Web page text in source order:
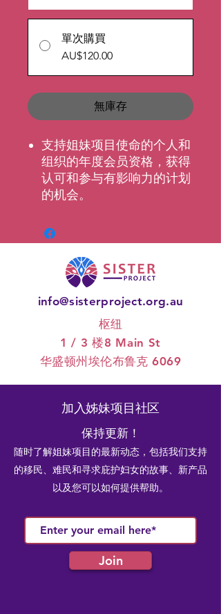
單次購買
AU$120.00
無庫存
支持姐妹项目使命的个人和
组织的年度会员资格，获得
认可和参与有影响力的计划
的机会。
info@sisterproject.org.au
枢纽
1 / 3 楼8 Main St
华盛顿州埃伦布鲁克 6069
加入姊妹项目社区
保持更新！
随时了解姐妹项目的最新动态，包括我们支持
的移民、难民和寻求庇护妇女的故事、新产品
以及您可以如何提供帮助。
Join